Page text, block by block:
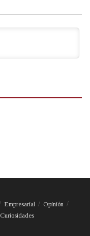
Empresarial
Opinión
Curiosidades